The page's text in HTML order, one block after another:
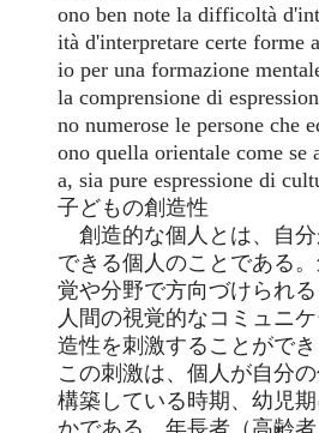
ono ben note la difficoltà
ità d'interpretare certe forme
io per una formazione
la comprensione di
no numerose le persone che
ono quella orientale come se
a, sia pure espressione di
子どもの創造性
創造的な個人とは、自
できる個人のことである
覚や分野で方向づけられ
人間の視覚的なコミュニ
造性を刺激することがで
この刺激は、個人が自分
構築している時期、幼児
かである。年長者（高齢